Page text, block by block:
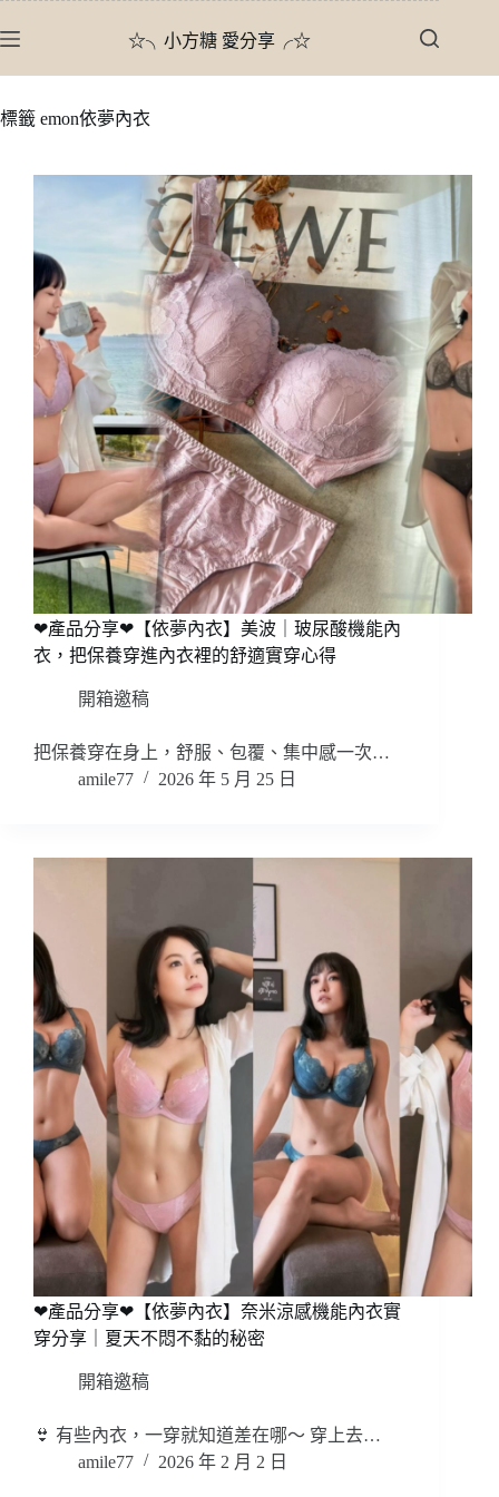
至
內
☆╮小方糖 愛分享╭☆
標籤 emon依夢內衣
❤產品分享❤【依夢內衣】美波｜玻尿酸機能內
衣，把保養穿進內衣裡的舒適實穿心得
開箱邀稿
把保養穿在身上，舒服、包覆、集中感一次…
amile77
2026 年 5 月 25 日
❤產品分享❤【依夢內衣】奈米涼感機能內衣實
穿分享｜夏天不悶不黏的秘密
開箱邀稿
👙 有些內衣，一穿就知道差在哪～ 穿上去…
amile77
2026 年 2 月 2 日